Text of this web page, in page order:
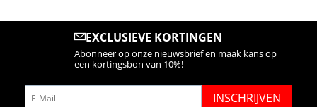
EXCLUSIEVE KORTINGEN
Abonneer op onze nieuwsbrief en maak kans op
een kortingsbon van 10%!
INSCHRIJVEN